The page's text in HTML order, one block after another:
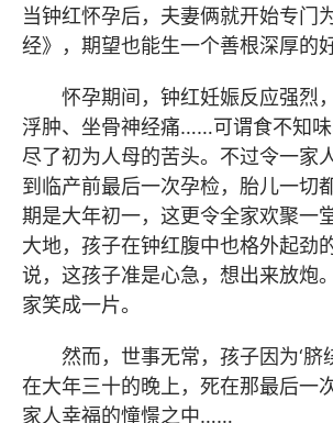
当钟红怀孕后，夫妻俩就开始专门
经》，期望也能生一个善根深厚的
怀孕期间，钟红妊娠反应强烈
浮肿、坐骨神经痛……可谓食不知
尽了初为人母的苦头。不过令一家
到临产前最后一次孕检，胎儿一切
期是大年初一，这更令全家欢聚一
大地，孩子在钟红腹中也格外起劲
说，这孩子准是心急，想出来放炮
家笑成一片。
然而，世事无常，孩子因为‘脐
在大年三十的晚上，死在那最后一
家人幸福的憧憬之中……